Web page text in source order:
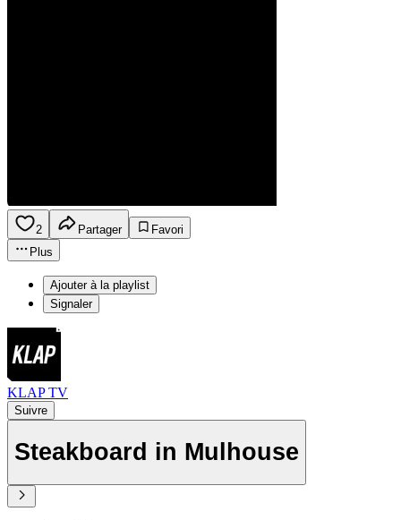
2 Partager
Favori
Plus
Ajouter à la playlist
Signaler
KLAP TV
Suivre
Steakboard in Mulhouse